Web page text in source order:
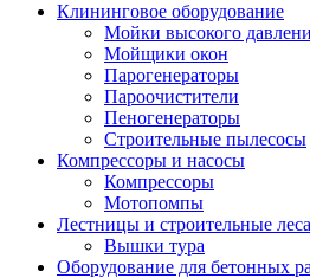
Клининговое оборудование
Мойки высокого
Мойщики окон
Парогенераторы
Пароочистители
Пеногенераторы
Строительные пылесосы
Компрессоры и насосы
Компрессоры
Мотопомпы
Лестницы и строительные леса
Вышки тура
Оборудование для бетонных